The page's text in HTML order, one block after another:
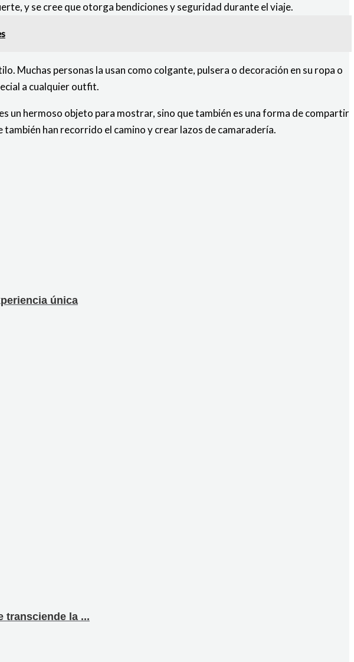
y se cree que otorga bendiciones y seguridad durante el viaje.
Muchas personas la usan como colgante, pulsera o decoración en su ropa o
a cualquier outfit.
un hermoso objeto para mostrar, sino que también es una forma de compartir
han recorrido el camino y crear lazos de camaradería.
única
transciende la ...